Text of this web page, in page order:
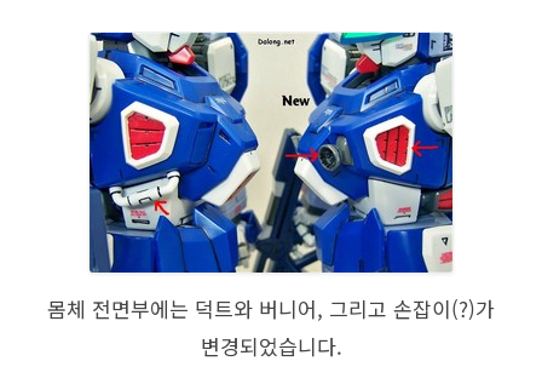
몸체 전면부에는 덕트와 버니어, 그리고 손잡이(?)가
변경되었습니다.